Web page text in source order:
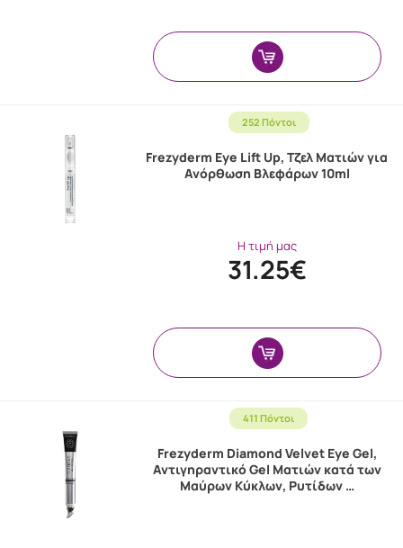
252 Πόντοι
Frezyderm Eye Lift Up, Τζελ Ματιών για
Ανόρθωση Βλεφάρων 10ml
Η τιμή μας
31.25€
411 Πόντοι
Frezyderm Diamond Velvet Eye Gel,
Αντιγηραντικό Gel Ματιών κατά των
Μαύρων Κύκλων, Ρυτίδων …